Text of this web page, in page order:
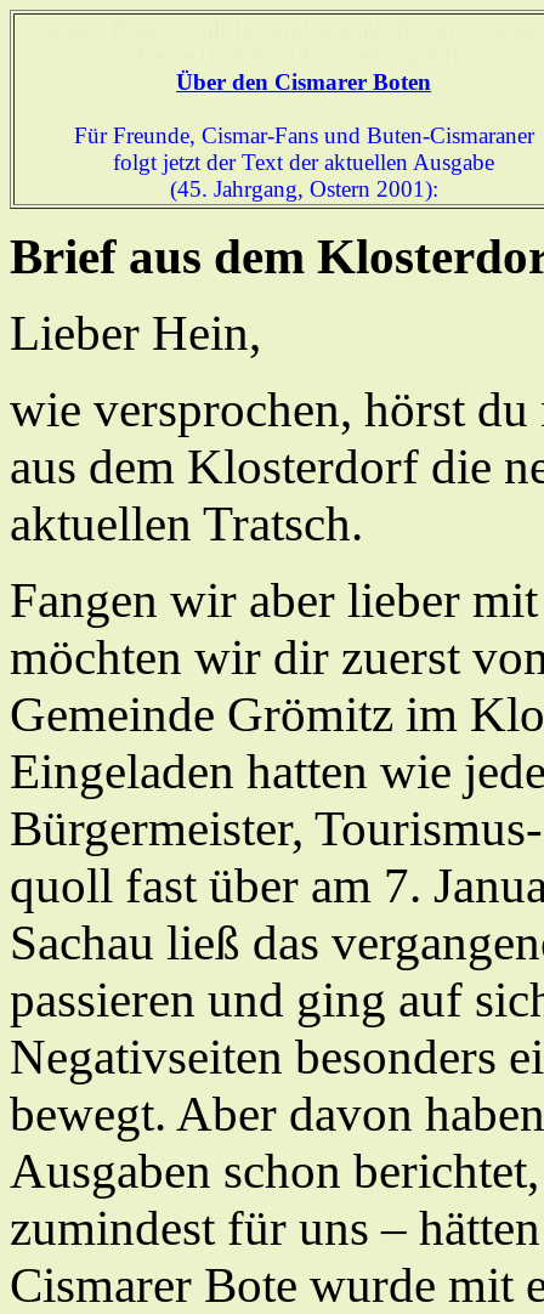
Über den Cismarer Boten
Für Freunde, Cismar-Fans und Buten-Cismaraner
folgt jetzt der Text der aktuellen Ausgabe
(45. Jahrgang, Ostern 2001):
Brief aus dem
Lieber Hein,
wie versprochen, hörst
aus dem Klosterdorf die
aktuellen Tratsch.
Fangen wir aber lieber
möchten wir dir zuerst
Gemeinde Grömitz im
Eingeladen hatten wie
Bürgermeister,
quoll fast über am 7.
Sachau ließ das
passieren und ging auf
Negativseiten besonders
bewegt. Aber davon
Ausgaben schon
zumindest für uns –
Cismarer Bote wurde mit